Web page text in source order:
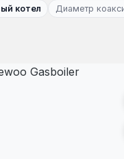
котел Диаметр